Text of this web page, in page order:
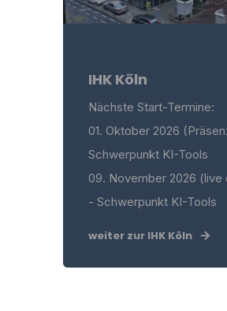
IHK Köln
Nächste Start-Termine:
01. Oktober 2026
Schwerpunkt KI-Tools
09. November 2026 (live
- Schwerpunkt KI-Tools
weiter zur IHK Köln